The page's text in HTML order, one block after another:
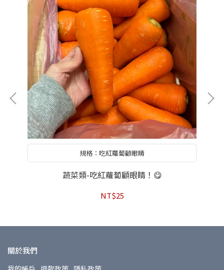
規格：吃紅蘿蔔顧眼睛
蔬菜類-吃紅蘿蔔顧眼睛！😋
NT$25
關於我們